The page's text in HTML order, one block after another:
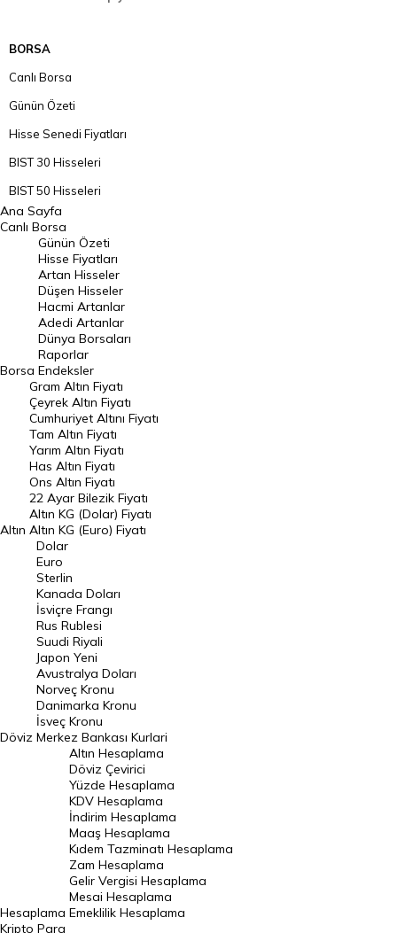
BORSA
Canlı Borsa
Günün Özeti
Hisse Senedi Fiyatları
BIST 30 Hisseleri
BIST 50 Hisseleri
BIST 100 Hisseleri
En Çok Artan Hisseler
En Çok Düşen Hisseler
Hacmi Artanlar
Geçmiş Kapanışlar
Dünya Borsaları
Raporlar
Endeksler
DÖVİZ
Döviz Kuru
Dolar Kuru
Euro Kuru
Pound Kuru
Frank Kuru
Riyal Kuru
Avustralya Doları
Danimarka Kronu Kuru
Kanada Doları Kuru
Norveç Kronu Kuru
İsveç Kronu Kuru
Japon Yeni Kuru
Serbest Piyasa Döviz Kurları
Merkez Bankası Döviz Kurları
Altın Fiyatları
Ana Sayfa
Canlı Borsa
Borsa
Günün Özeti
Hisse Fiyatları
Artan Hisseler
Düşen Hisseler
Hacmi Artanlar
Adedi Artanlar
Dünya Borsaları
Raporlar
Endeksler
Altın
Gram Altın Fiyatı
Çeyrek Altın Fiyatı
Cumhuriyet Altını Fiyatı
Tam Altın Fiyatı
Yarım Altın Fiyatı
Has Altın Fiyatı
Ons Altın Fiyatı
22 Ayar Bilezik Fiyatı
Altın KG (Dolar) Fiyatı
Altın KG (Euro) Fiyatı
Döviz
Dolar
Euro
Sterlin
Kanada Doları
İsviçre Frangı
Rus Rublesi
Suudi Riyali
Japon Yeni
Avustralya Doları
Norveç Kronu
Danimarka Kronu
İsveç Kronu
Merkez Bankası Kurlari
Hesaplama
Altın Hesaplama
Döviz Çevirici
Yüzde Hesaplama
KDV Hesaplama
İndirim Hesaplama
Maaş Hesaplama
Kıdem Tazminatı Hesaplama
Zam Hesaplama
Gelir Vergisi Hesaplama
Mesai Hesaplama
Emeklilik Hesaplama
Kripto Para